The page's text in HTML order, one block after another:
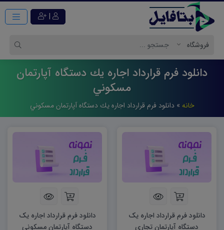
|
دانلود فرم قرارداد اجاره يك دستگاه آپارتمان
مسكوني
خانه »دانلود فرم قرارداد اجاره يك دستگاه آپارتمان مسكوني
دانلود فرم قرارداد اجاره یک
دستگاه آپارتمان تجاری
دانلود فرم قرارداد اجاره یک
دستگاه آپارتمان مسکونی